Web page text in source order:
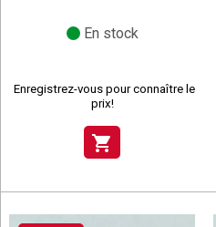
En stock
Enregistrez-vous pour connaître le
prix!
shopping_cart